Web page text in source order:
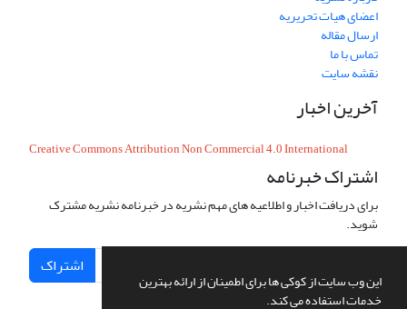
این وب سایت از کوکی ها برای اطمینان از ارائه بهترین
خدمات استفاده می کند.
اعضای هیات تحریریه
ارسال مقاله
تماس با ما
نقشه سایت
آخرین اخبار
Creative Commons Attribution Non Commercial 4.0 International
اشتراک خبرنامه
برای دریافت اخبار و اطلاعیه های مهم نشریه در خبرنامه نشریه مشترک
شوید.
اشتراک